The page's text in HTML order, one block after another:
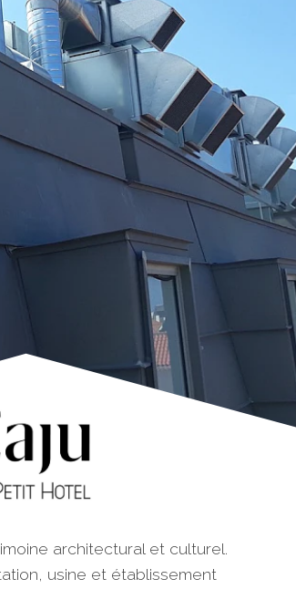
architectural et culturel.
usine et établissement